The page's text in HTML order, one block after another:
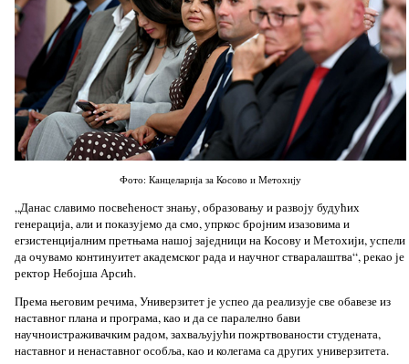
Фото: Канцеларија за Косово и Метохију
„Данас славимо посвећеност знању, образовању и развоју будућих
генерација, али и показујемо да смо, упркос бројним изазовима и
егзистенцијалним претњама нашој заједници на Косову и Метохији, успели
да очувамо континуитет академског рада и научног стваралаштва“, рекао је
ректор Небојша Арсић.
Према његовим речима, Универзитет је успео да реализује све обавезе из
наставног плана и програма, као и да се паралелно бави
научноистраживачким радом, захваљујући пожртвованости студената,
наставног и ненаставног особља, као и колегама са других универзитета.